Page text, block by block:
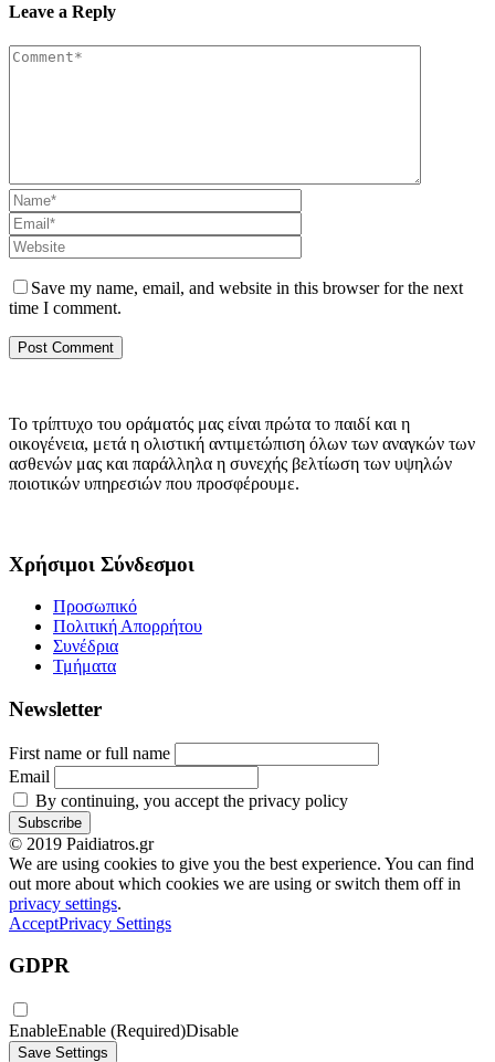
Leave a Reply
Save my name, email, and website in this browser for the next
time I comment.
Το τρίπτυχο του οράματός μας είναι πρώτα το παιδί και η
οικογένεια, μετά η ολιστική αντιμετώπιση όλων των αναγκών των
ασθενών μας και παράλληλα η συνεχής βελτίωση των υψηλών
ποιοτικών υπηρεσιών που προσφέρουμε.
Χρήσιμοι Σύνδεσμοι
Προσωπικό
Πολιτική Απορρήτου
Συνέδρια
Τμήματα
Newsletter
First name or full name
Email
By continuing, you accept the privacy policy
© 2019 Paidiatros.gr
We are using cookies to give you the best experience. You can find
out more about which cookies we are using or switch them off in
privacy settings.
AcceptPrivacy Settings
GDPR
EnableEnable (Required)Disable